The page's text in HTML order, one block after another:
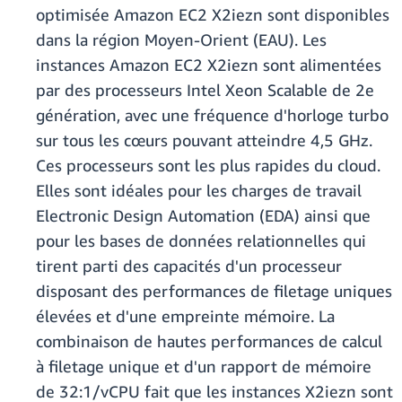
optimisée Amazon EC2 X2iezn sont disponibles
dans la région Moyen-Orient (EAU). Les
instances Amazon EC2 X2iezn sont alimentées
par des processeurs Intel Xeon Scalable de 2e
génération, avec une fréquence d'horloge turbo
sur tous les cœurs pouvant atteindre 4,5 GHz.
Ces processeurs sont les plus rapides du cloud.
Elles sont idéales pour les charges de travail
Electronic Design Automation (EDA) ainsi que
pour les bases de données relationnelles qui
tirent parti des capacités d'un processeur
disposant des performances de filetage uniques
élevées et d'une empreinte mémoire. La
combinaison de hautes performances de calcul
à filetage unique et d'un rapport de mémoire
de 32:1/vCPU fait que les instances X2iezn sont